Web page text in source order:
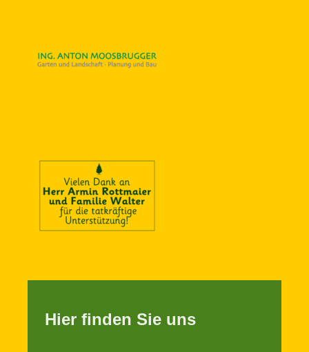
Hier finden Sie uns